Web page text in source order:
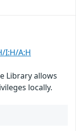
I:H/A:H
Library allows
locally.